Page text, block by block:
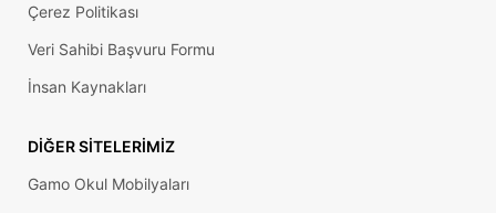
Çerez Politikası
Veri Sahibi Başvuru Formu
İnsan Kaynakları
DIĞER SITELERIMIZ
Gamo Okul Mobilyaları